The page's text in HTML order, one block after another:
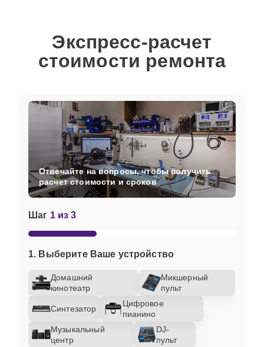
Экспресс-расчет
стоимости ремонта
Шаг 1 из 3
1. Выберите Ваше устройство
Домашний
кинотеатр
Микшерный
пульт
Синтезатор
Цифровое
пианино
Музыкальный
центр
DJ-
пульт
Отвечайте на вопросы, чтобы получить
расчет стоимости и сроков